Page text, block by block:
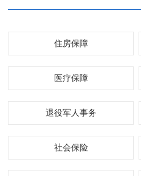
住房保障
医疗保障
退役军人事务
社会保险